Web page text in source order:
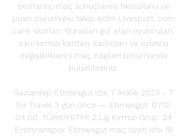
skorlarını, maç sonuçlarını, fikstürünü ve
puan durumunu takip edin! Livesport. com
canlı skorları: Buradan gol atan oyuncuları,
sarı/kırmızı kartları, kadroları ve oyuncu
değişikliklerini maç bilgileri bölümünde
bulabilirsiniz.
Gaziantep Etimesgut izle 7 Aralık 2023 - T
for Travel 3 gün önce — Etimesgut. 07.12.
04:00. TÜRKİYETFF 2.Lig Kırmızı Grup. 24
Erzincanspor. Etimesgut maç özeti izle 18